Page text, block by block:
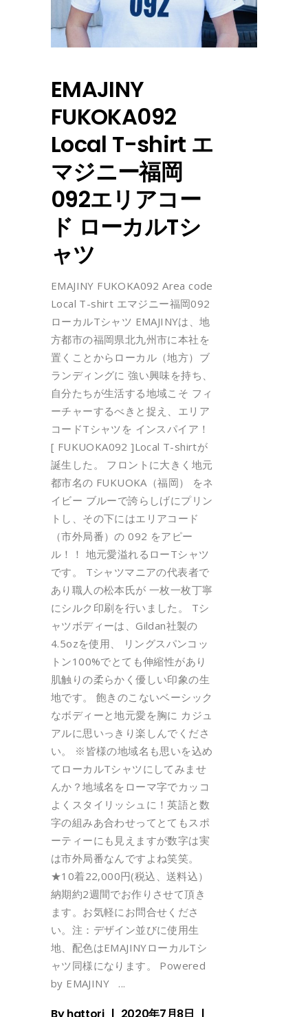
EMAJINY
FUKOKA092
Local T-shirt エ
マジニー福岡
092エリアコー
ド ローカルTシ
ャツ
EMAJINY FUKOKA092 Area code
Local T-shirt エマジニー福岡092
ローカルTシャツ EMAJINYは、地
方都市の福岡県北九州市に本社を
置くことからローカル（地方）ブ
ランディングに 強い興味を持ち、
自分たちが生活する地域こそ フィ
ーチャーするべきと捉え、エリア
コードTシャツを インスパイア！
[ FUKUOKA092 ]Local T-shirtが
誕生した。 フロントに大きく地元
都市名の FUKUOKA（福岡） をネ
イビー ブルーで誇らしげにプリン
トし、その下にはエリアコード
（市外局番）の 092 をアピー
ル！！ 地元愛溢れるローTシャツ
です。 Tシャツマニアの代表者で
あり職人の松本氏が 一枚一枚丁寧
にシルク印刷を行いました。 Tシ
ャツボディーは、Gildan社製の
4.5ozを使用、 リングスパンコッ
トン100%でとても伸縮性があり
肌触りの柔らかく優しい印象の生
地です。 飽きのこないベーシック
なボディーと地元愛を胸に カジュ
アルに思いっきり楽しんでくださ
い。 ※皆様の地域名も思いを込め
てローカルTシャツにしてみませ
んか？地域名をローマ字でカッコ
よくスタイリッシュに！英語と数
字の組みあ合わせってとてもスポ
ーティーにも見えますが数字は実
は市外局番なんですよね笑笑。
★10着22,000円(税込、送料込）
納期約2週間でお作りさせて頂き
ます。お気軽にお問合せくださ
い。注：デザイン並びに使用生
地、配色はEMAJINYローカルTシ
ャツ同様になります。 Powered
by EMAJINY